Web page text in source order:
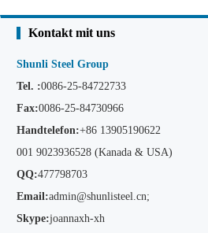
Kontakt mit uns
Shunli Steel Group
Tel. :0086-25-84722733
Fax:0086-25-84730966
Handtelefon:+86 13905190622
001 9023936528 (Kanada & USA)
QQ:477798703
Email:admin@shunlisteel.cn;
Skype:joannaxh-xh